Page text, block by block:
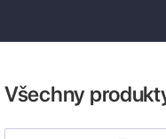
Všechny